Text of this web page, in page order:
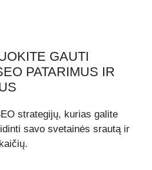
GAUTI
PATARIMUS IR
strategijų, kurias galite
savo svetainės srautą ir